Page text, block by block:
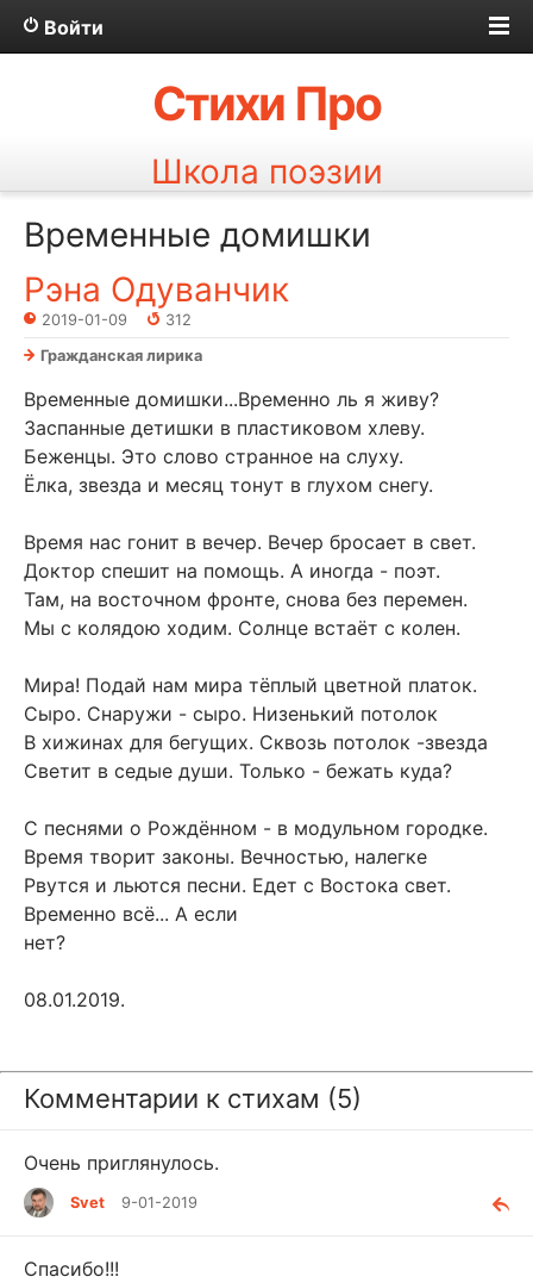
Войти
Стихи Про
Школа поэзии
Временные домишки
Рэна Одуванчик
2019-01-09
312
Гражданская лирика
Временные домишки...Временно ль я живу?
Заспанные детишки в пластиковом хлеву.
Беженцы. Это слово странное на слуху.
Ёлка, звезда и месяц тонут в глухом снегу.
Время нас гонит в вечер. Вечер бросает в свет.
Доктор спешит на помощь. А иногда - поэт.
Там, на восточном фронте, снова без перемен.
Мы с колядою ходим. Солнце встаёт с колен.
Мира! Подай нам мира тёплый цветной платок.
Сыро. Снаружи - сыро. Низенький потолок
В хижинах для бегущих. Сквозь потолок -звезда
Светит в седые души. Только - бежать куда?
С песнями о Рождённом - в модульном городке.
Время творит законы. Вечностью, налегке
Рвутся и льются песни. Едет с Востока свет.
Временно всё... А если
нет?
08.01.2019.
Комментарии к стихам (5)
Очень приглянулось.
Svet 9-01-2019
Спасибо!!!